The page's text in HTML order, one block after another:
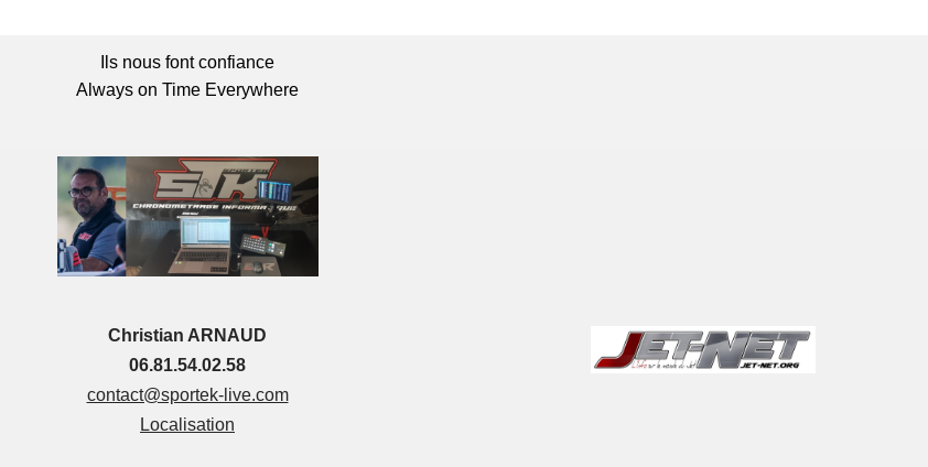
Ils nous font confiance
Always on Time Everywhere
Christian ARNAUD
06.81.54.02.58
contact@sportek-live.com
Localisation